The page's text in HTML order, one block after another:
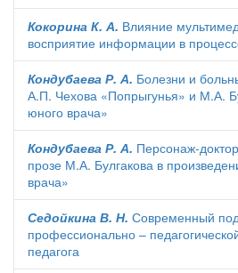
Кокорина К. А. Влияние
восприятие информации в
Кондубаева Р. А. Болезни и
А.П. Чехова «Попрыгунья» и М.А.
юного врача»
Кондубаева Р. А. Персонаж-
прозе М.А. Булгакова в
врача»
Седойкина В. Н. Современный
профессионально –
педагога